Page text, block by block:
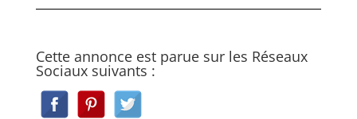
Cette annonce est parue sur les Réseaux
Sociaux suivants :